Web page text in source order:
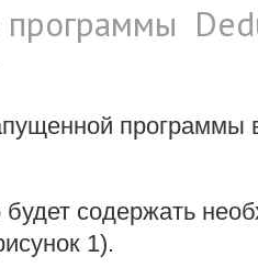
программы
программы
содержать
1).